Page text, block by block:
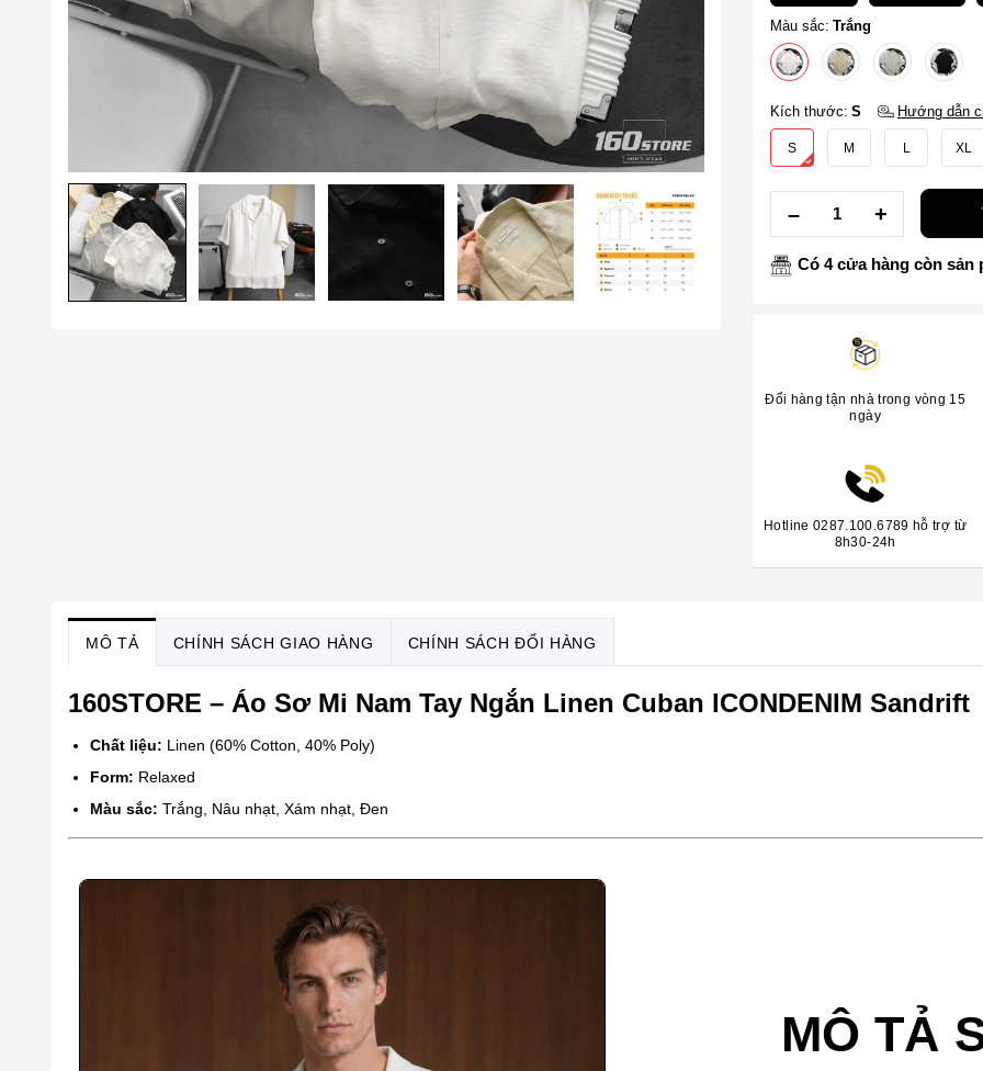
Màu sắc: Trắng
Kích thước: S Hướng dẫn
S M L XL
Có 4 cửa hàng còn sản
Đổi hàng tận nhà trong vòng 15
ngày
Hotline 0287.100.6789 hỗ trợ từ
8h30-24h
MÔ TẢ CHÍNH SÁCH GIAO HÀNG CHÍNH SÁCH ĐỔI HÀNG
160STORE – Áo Sơ Mi Nam Tay Ngắn Linen Cuban ICONDENIM Sandrift
Chất liệu: Linen (60% Cotton, 40% Poly)
Form: Relaxed
Màu sắc: Trắng, Nâu nhạt, Xám nhạt, Đen
MÔ TẢ